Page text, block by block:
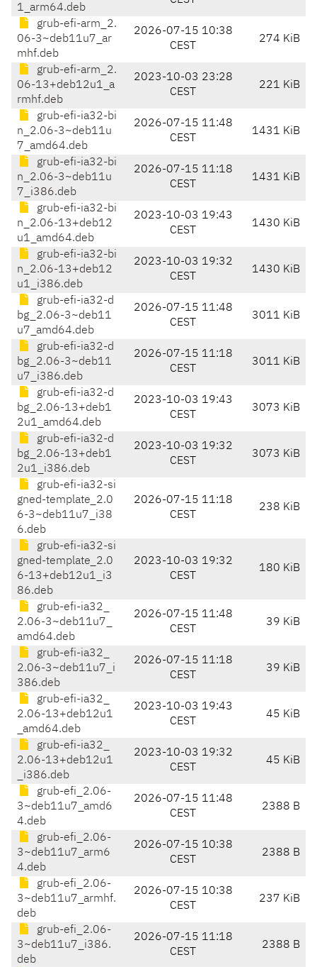
1_arm64.deb
grub-efi-arm_2.
06-3~deb11u7_ar
mhf.deb
2026-07-15 10:38
CEST
274 KiB
grub-efi-arm_2.
06-13+deb12u1_a
rmhf.deb
2023-10-03 23:28
CEST
221 KiB
grub-efi-ia32-bi
n_2.06-3~deb11u
7_amd64.deb
2026-07-15 11:48
CEST
1431 KiB
grub-efi-ia32-bi
n_2.06-3~deb11u
7_i386.deb
2026-07-15 11:18
CEST
1431 KiB
grub-efi-ia32-bi
n_2.06-13+deb12
u1_amd64.deb
2023-10-03 19:43
CEST
1430 KiB
grub-efi-ia32-bi
n_2.06-13+deb12
u1_i386.deb
2023-10-03 19:32
CEST
1430 KiB
grub-efi-ia32-d
bg_2.06-3~deb11
u7_amd64.deb
2026-07-15 11:48
CEST
3011 KiB
grub-efi-ia32-d
bg_2.06-3~deb11
u7_i386.deb
2026-07-15 11:18
CEST
3011 KiB
grub-efi-ia32-d
bg_2.06-13+deb1
2u1_amd64.deb
2023-10-03 19:43
CEST
3073 KiB
grub-efi-ia32-d
bg_2.06-13+deb1
2u1_i386.deb
2023-10-03 19:32
CEST
3073 KiB
grub-efi-ia32-si
gned-template_2.0
6-3~deb11u7_i38
6.deb
2026-07-15 11:18
CEST
238 KiB
grub-efi-ia32-si
gned-template_2.0
6-13+deb12u1_i3
86.deb
2023-10-03 19:32
CEST
180 KiB
grub-efi-ia32_
2.06-3~deb11u7_
amd64.deb
2026-07-15 11:48
CEST
39 KiB
grub-efi-ia32_
2.06-3~deb11u7_i
386.deb
2026-07-15 11:18
CEST
39 KiB
grub-efi-ia32_
2.06-13+deb12u1
_amd64.deb
2023-10-03 19:43
CEST
45 KiB
grub-efi-ia32_
2.06-13+deb12u1
_i386.deb
2023-10-03 19:32
CEST
45 KiB
grub-efi_2.06-
3~deb11u7_amd6
4.deb
2026-07-15 11:48
CEST
2388 B
grub-efi_2.06-
3~deb11u7_arm6
4.deb
2026-07-15 10:38
CEST
2388 B
grub-efi_2.06-
3~deb11u7_armhf.
deb
2026-07-15 10:38
CEST
237 KiB
grub-efi_2.06-
3~deb11u7_i386.
deb
2026-07-15 11:18
CEST
2388 B